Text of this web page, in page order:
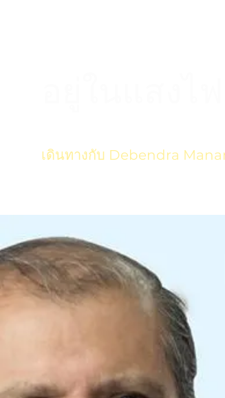
เดินทางกับ Debendra